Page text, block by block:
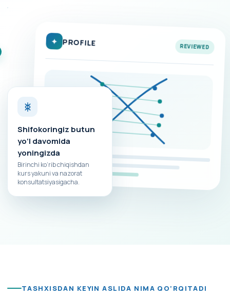
✦ PROFILE REVIEWED
Shifokoringiz butun
yo‘l davomida
yoningizda
Birinchi ko‘rib chiqishdan
kurs yakuni va nazorat
konsultatsiyasigacha.
TASHXISDAN KEYIN ASLIDA NIMA QO‘RQITADI